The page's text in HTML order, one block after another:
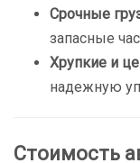
Срочные
запасные
Хрупкие и
надежную
Стоимость